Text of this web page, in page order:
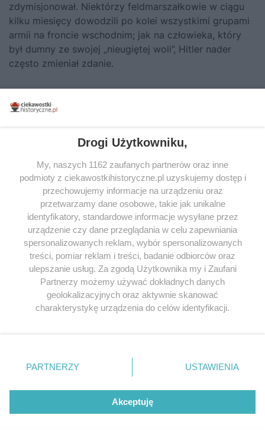
zdymisjonował. Niektórzy feldmarszałkowie w ciągu
kilku miesięcy dowodzili po kolei wszystkimi grupami
armii na froncie wschodnim; jak na człowieka, który
był dumny ze swojej „nieugiętej woli”, Hitler nader
często zmieniał zdanie.
Źródło:
„Wicher wojny. Militarna historia II wojny światowej”
(Znak Horyzont 2025).
United States Military Academy/domena publiczna;
U.S. National Archives and Records
Drogi Użytkowniku,
My, naszych 1162 zaufanych partnerów oraz inne
podmioty z ciekawostkihistoryczne.pl uzyskujemy dostęp i
przechowujemy informacje na urządzeniu oraz
przetwarzamy dane osobowe, takie jak unikalne
identyfikatory, standardowe informacje wysyłane przez
urządzenie czy dane przeglądania w celu zapewniania
spersonalizowanych reklam, wybór spersonalizowanych
treści, pomiar reklam i treści, badanie odbiorców oraz
ulepszanie usług. Za zgodą Użytkownika my i Zaufani
Partnerzy możemy używać dokładnych danych
geolokalizacyjnych oraz aktywnie skanować
charakterystykę urządzenia do celów identyfikacji.
zmienić/wycofać klikając przycisk ustawień prywatności
znajdujący się w lewym dolnym rogu strony
. Niektóre
użytkownika, ale masz prawo sprzeciwić się takiemu
przetwarzaniu. Preferencje będą miały zastosowania tylko
PARTNERZY USTAWIENIA
Akceptuję